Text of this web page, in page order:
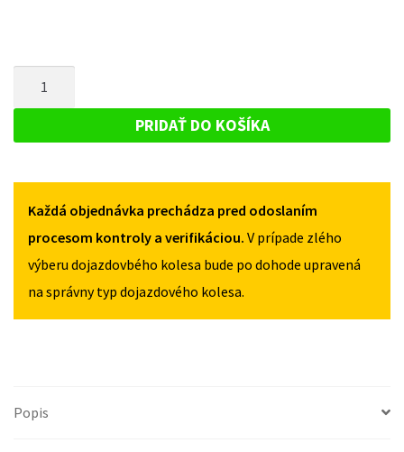
PLECHOVÝ
PRE
SPRINTER
2006-
2018
PRIDAŤ DO KOŠÍKA
Každá objednávka prechádza pred odoslaním
procesom kontroly a verifikáciou. V prípade zlého
výberu dojazdovbého kolesa bude po dohode upravená
na správny typ dojazdového kolesa.
Popis